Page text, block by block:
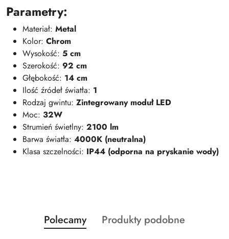
Parametry:
Materiał: Metal
Kolor: Chrom
Wysokość: 5 cm
Szerokość: 92 cm
Głębokość: 14 cm
Ilość źródeł światła: 1
Rodzaj gwintu: Zintegrowany moduł LED
Moc: 32W
Strumień świetlny: 2100 lm
Barwa światła: 4000K (neutralna)
Klasa szczelności: IP44 (odporna na pryskanie wody)
Pomiń karuzelę produktów
Produkty
o
Polecamy
Produkty
Produkty podobne